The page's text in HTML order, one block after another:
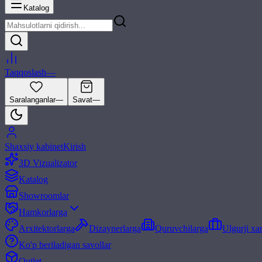
Katalog
Taqqoslash—
Saralanganlar— Savat—
Shaxsiy kabinetKirish
3D Vizualizator
Katalog
Showroomlar
Hamkorlarga
Arxitektorlarga
Dizaynerlarga Quruvchilarga
Ulgurji
Ko'p beriladigan savollar